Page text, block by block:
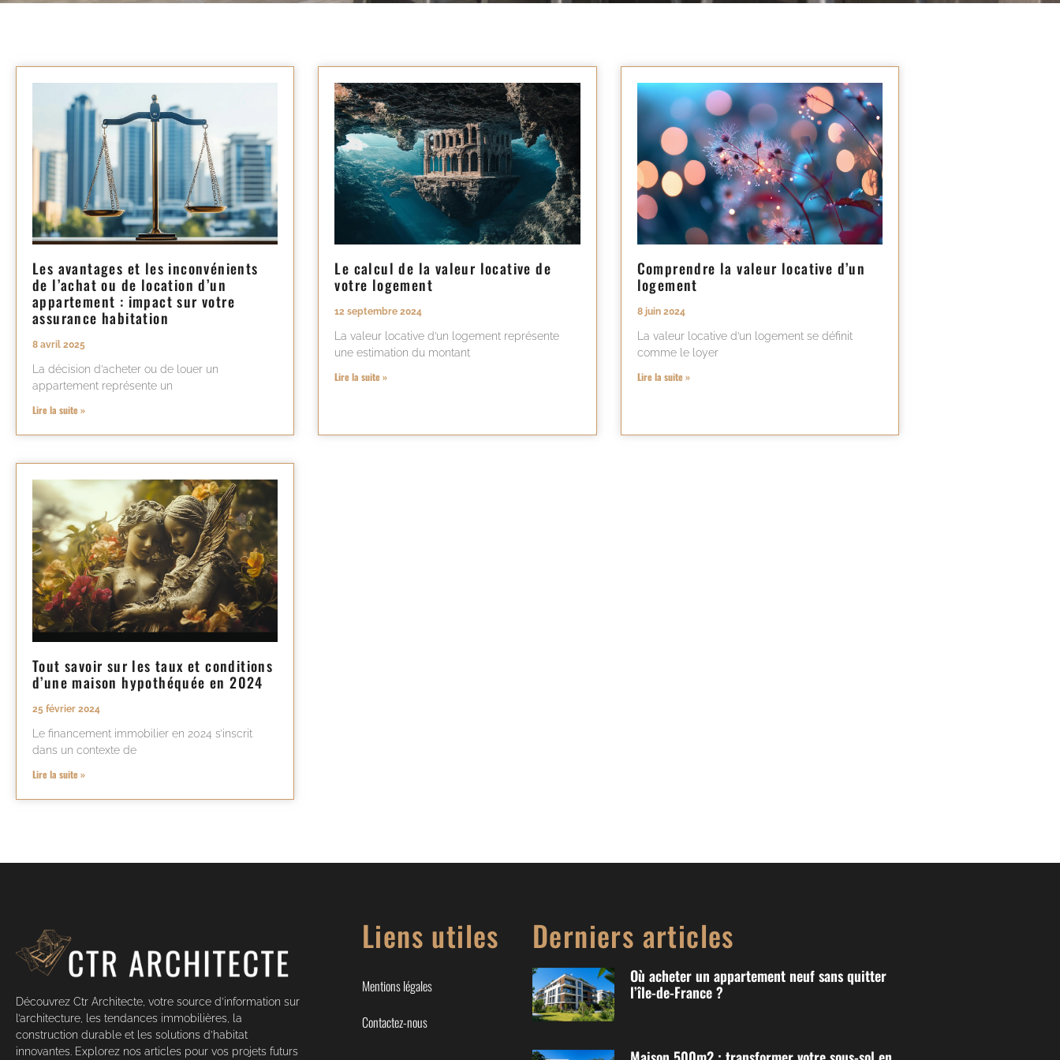
Les avantages et les inconvénients
de l’achat ou de location d’un
appartement : impact sur votre
assurance habitation
8 avril 2025
La décision d’acheter ou de louer un
appartement représente un
Lire la suite »
Le calcul de la valeur locative de
votre logement
12 septembre 2024
La valeur locative d’un logement représente
une estimation du montant
Lire la suite »
Comprendre la valeur locative d’un
logement
8 juin 2024
La valeur locative d’un logement se définit
comme le loyer
Lire la suite »
Tout savoir sur les taux et conditions
d’une maison hypothéquée en 2024
25 février 2024
Le financement immobilier en 2024 s’inscrit
dans un contexte de
Lire la suite »
Découvrez Ctr Architecte, votre source d’information sur
l’architecture, les tendances immobilières, la
construction durable et les solutions d’habitat
innovantes. Explorez nos articles pour vos projets futurs
Liens utiles
Mentions légales
Contactez-nous
Derniers articles
Où acheter un appartement neuf sans quitter
l’île-de-France ?